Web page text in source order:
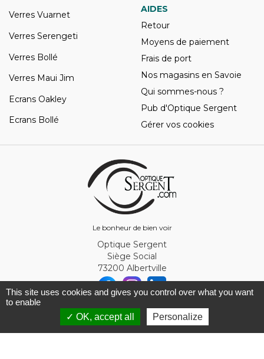
Le bonheur de bien voir
Verres Vuarnet
Verres Serengeti
Verres Bollé
Verres Maui Jim
Ecrans Oakley
Ecrans Bollé
AIDES
Retour
Moyens de paiement
Frais de port
Nos magasins en Savoie
Qui sommes-nous ?
Pub d'Optique Sergent
Gérer vos cookies
Optique Sergent
Siège Social
73200 Albertville
© Optique Sergent 2026 - SIRET 32993919300010
This site uses cookies and gives you control over what you want
to enable
✓ OK, accept all
Personalize